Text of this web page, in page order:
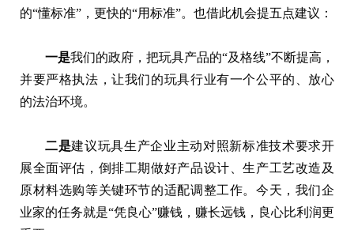
的“懂标准”，更快的“用标准”。也借此机会提五点建议：
一是我们的政府，把玩具产品的“及格线”不断提高，
并要严格执法，让我们的玩具行业有一个公平的、放心
的法治环境。
二是建议玩具生产企业主动对照新标准技术要求开
展全面评估，倒排工期做好产品设计、生产工艺改造及
原材料选购等关键环节的适配调整工作。今天，我们企
业家的任务就是“凭良心”赚钱，赚长远钱，良心比利润更